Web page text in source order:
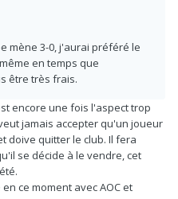
mène 3-0, j'aurai préféré le
en temps que
être très frais.
encore une fois l'aspect trop
jamais accepter qu'un joueur
doive quitter le club. Il fera
se décide à le vendre, cet
ce moment avec AOC et